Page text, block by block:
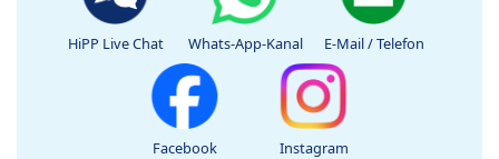
HiPP Live Chat Whats-App-Kanal E-Mail / Telefon
Facebook Instagram